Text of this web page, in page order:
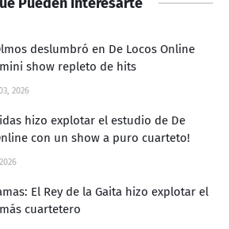
deslumbró en De Locos Online
show repleto de hits
2026
hizo explotar el estudio de De
con un show a puro cuarteto!
El Rey de la Gaita hizo explotar el
cuartetero